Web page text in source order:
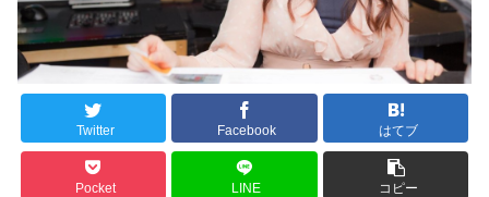
Twitter Facebook はてブ
Pocket LINE コピー